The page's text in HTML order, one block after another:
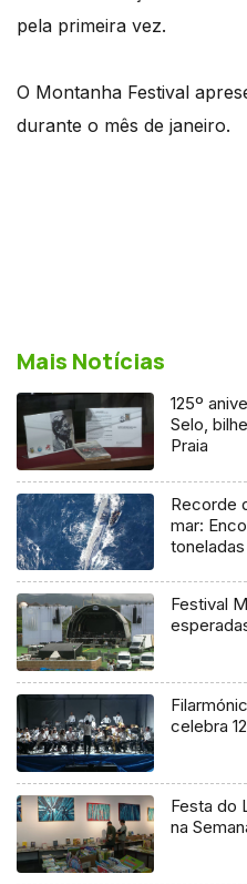
pela primeira vez.
O Montanha Festival
durante o mês de janeiro.
Mais Notícias
125º
Selo,
Praia
Recorde
mar:
Festival
celebra
Festa do
na